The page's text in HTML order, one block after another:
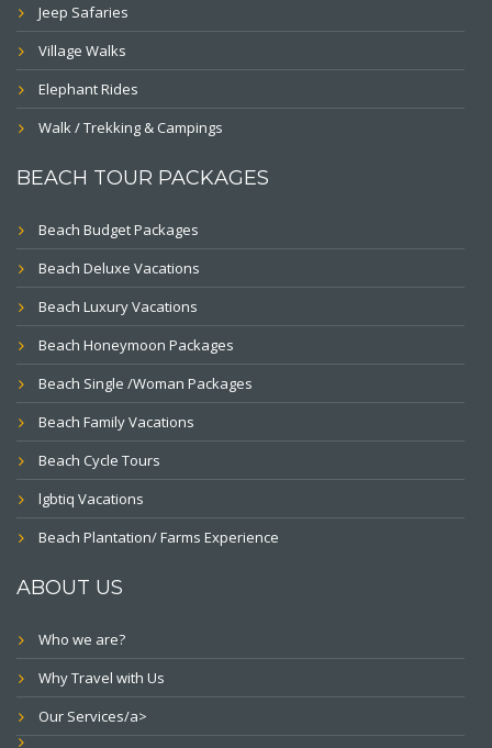
Jeep Safaries
Village Walks
Elephant Rides
Walk / Trekking & Campings
BEACH TOUR PACKAGES
Beach Budget Packages
Beach Deluxe Vacations
Beach Luxury Vacations
Beach Honeymoon Packages
Beach Single /Woman Packages
Beach Family Vacations
Beach Cycle Tours
lgbtiq Vacations
Beach Plantation/ Farms Experience
ABOUT US
Who we are?
Why Travel with Us
Our Services/a>